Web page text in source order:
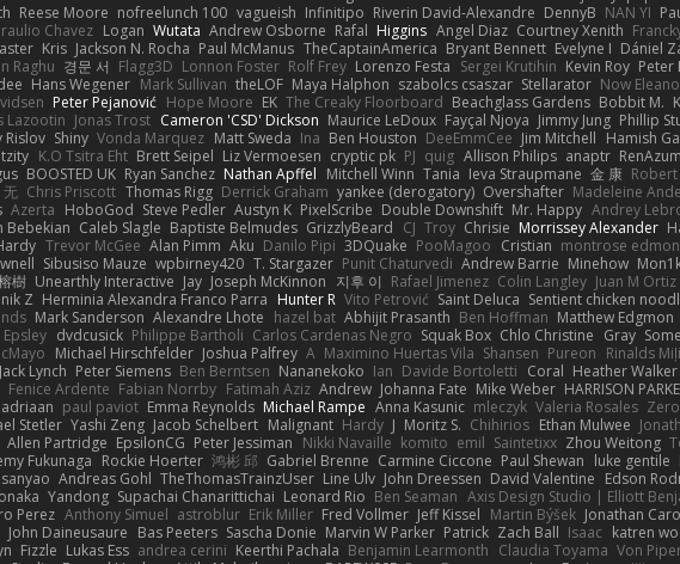
Reese Moore nofreelunch 100 vagueish Infinitipo Riverin David-Alexandre DennyB NAN YI
Chavez Logan Wutata Andrew Osborne Rafal Higgins Angel Diaz Courtney Xenith
Kris Jackson N. Rocha Paul McManus TheCaptainAmerica Bryant Bennett Evelyne I Dániel
Raghu 경문 서 Flagg3D Lonnon Foster Rolf Frey Lorenzo Festa Sergei Krutihin Kevin Roy Peter
Hans Wegener Mark Sullivan theLOF Maya Halphon szabolcs csaszar Stellarator Now
Peter Pejanović Hope Moore EK The Creaky Floorboard Beachglass Gardens Bobbit M.
Lazootin Jonas Trost Cameron 'CSD' Dickson Maurice LeDoux Fayçal Njoya Jimmy Jung Phillip
Rislov Shiny Vonda Marquez Matt Sweda Ina Ben Houston DeeEmmCee Jim Mitchell Hamish
K.O Tsitra Eht Brett Seipel Liz Vermoesen cryptic pk PJ quig Allison Philips anaptr
BOOSTED UK Ryan Sanchez Nathan Apffel Mitchell Winn Tania Ieva Straupmane 金 康
无 Chris Priscott Thomas Rigg Derrick Graham yankee (derogatory) Overshafter Madeleine
Azerta HoboGod Steve Pedler Austyn K PixelScribe Double Downshift Mr. Happy Andrey
Bebekian Caleb Slagle Baptiste Belmudes GrizzlyBeard CJ Troy Chrisie Morrissey Alexander
Trevor McGee Alan Pimm Aku Danilo Pipi 3DQuake PooMagoo Cristian montrose
Sibusiso Mauze wpbirney420 T. Stargazer Punit Chaturvedi Andrew Barrie Minehow
樹 Unearthly Interactive Jay Joseph McKinnon 지후 이 Rafael Jimenez Colin Langley Juan M Ortiz
Z Herminia Alexandra Franco Parra Hunter R Vito Petrović Saint Deluca Sentient chicken
Mark Sanderson Alexandre Lhote hazel bat Abhijit Prasanth Ben Hoffman Matthew Edgmon
dvdcusick Philippe Bartholi Carlos Cardenas Negro Squak Box Chlo Christine Gray
Michael Hirschfelder Joshua Palfrey A Maximino Huertas Vila Shansen Pureon Rinalds
Jack Lynch Peter Siemens Ben Berntsen Nananekoko Ian Davide Bortoletti Coral Heather Walker
Fenice Ardente Fabian Norrby Fatimah Aziz Andrew Johanna Fate Mike Weber HARRISON
Jadriaan paul paviot Emma Reynolds Michael Rampe Anna Kasunic mleczyk Valeria Rosales
Stetler Yashi Zeng Jacob Schelbert Malignant Hardy J Moritz S. Chihirios Ethan Mulwee
Allen Partridge EpsilonCG Peter Jessiman Nikki Navaille komito emil Saintetixx Zhou Weitong
Fukunaga Rockie Hoerter 鸿彬 邱 Gabriel Brenne Carmine Ciccone Paul Shewan luke gentile
Andreas Gohl TheThomasTrainzUser Line Ulv John Dreessen David Valentine Edson
Yandong Supachai Chanarittichai Leonard Rio Ben Seaman Axis Design Studio | Elliott
Perez Anthony Simuel astroblur Erik Miller Fred Vollmer Jeff Kissel Martin Býšek Jonathan
John Daineusaure Bas Peeters Sascha Donie Marvin W Parker Patrick Zach Ball Isaac katren
Fizzle Lukas Ess andrea cerini Keerthi Pachala Benjamin Learmonth Claudia Toyama Von